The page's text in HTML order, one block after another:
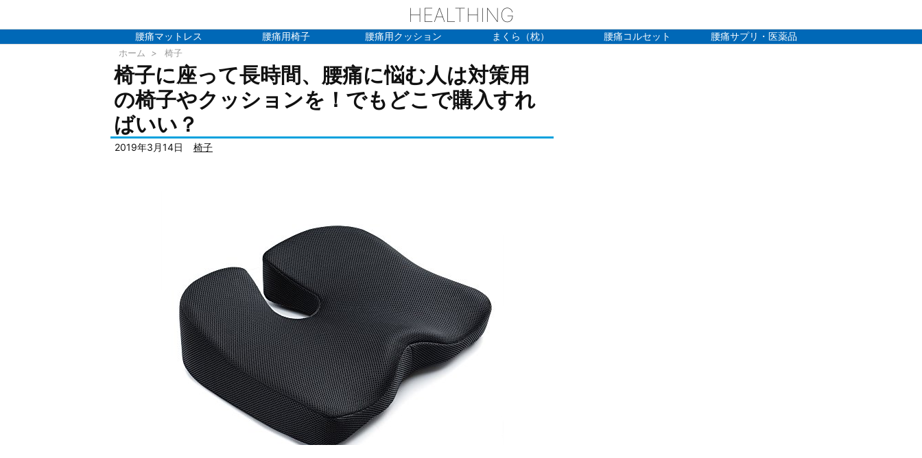
HEALTHING
腰痛マットレス 腰痛用椅子 腰痛用クッション まくら（枕） 腰痛コルセット 腰痛サプリ・医薬品
ホーム > 椅子
椅子に座って長時間、腰痛に悩む人は対策用
の椅子やクッションを！でもどこで購入すれ
ばいい？
2019年3月14日 椅子